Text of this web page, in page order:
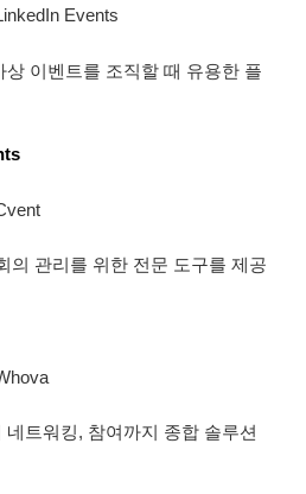
Events
상 이벤트를 조직할 때 유용한 플
의 관리를 위한 전문 도구를 제공
네트워킹, 참여까지 종합 솔루션